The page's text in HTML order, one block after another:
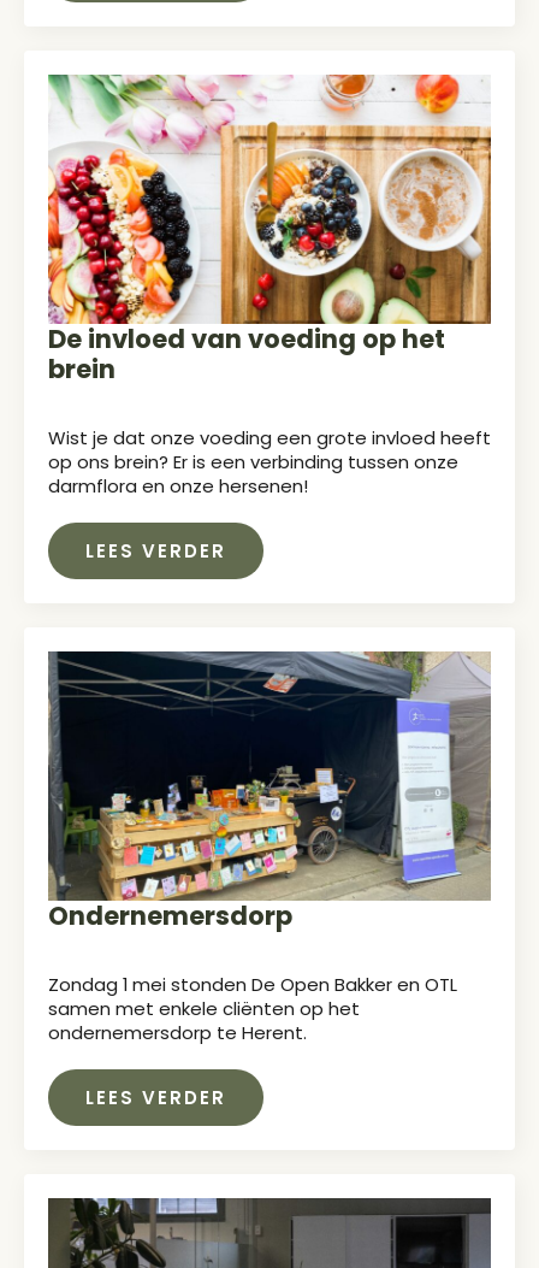
De invloed van voeding op het
brein
Wist je dat onze voeding een grote invloed heeft
op ons brein? Er is een verbinding tussen onze
darmflora en onze hersenen!
LEES VERDER
Ondernemersdorp
Zondag 1 mei stonden De Open Bakker en OTL
samen met enkele cliënten op het
ondernemersdorp te Herent.
LEES VERDER